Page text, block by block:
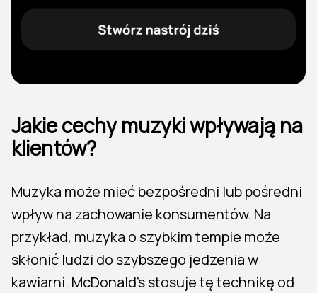
Jakie cechy muzyki wpływają na
klientów?
Muzyka może mieć bezpośredni lub pośredni
wpływ na zachowanie konsumentów. Na
przykład, muzyka o szybkim tempie może
skłonić ludzi do szybszego jedzenia w
kawiarni. McDonald’s stosuje tę technikę od